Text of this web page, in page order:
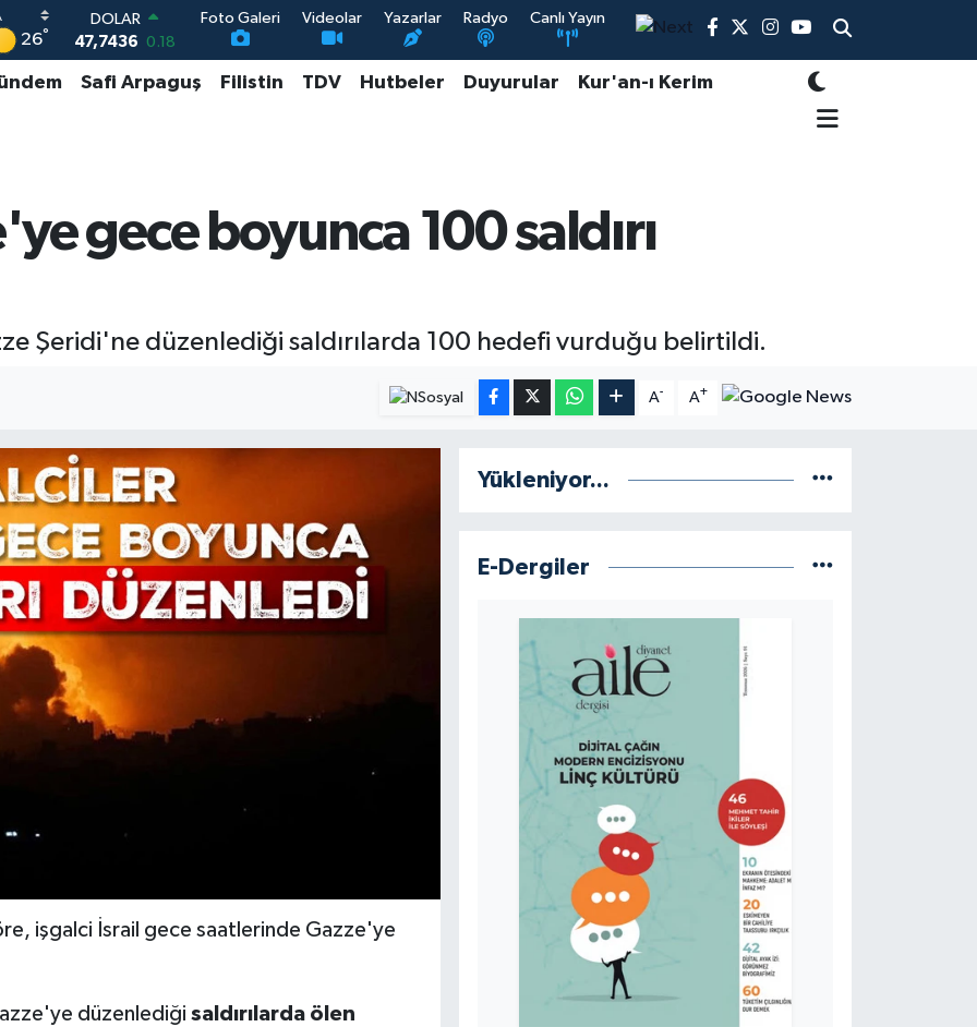
26°
DOLAR
47,7436 0.18
EURO
55,2510 0.32
13.779 -14
Foto Galeri Videolar Yazarlar Radyo Canlı Yayın
Safi Arpaguş Filistin TDV Hutbeler Duyurular Kur'an-ı Kerim
gece boyunca 100 saldırı
Şeridi'ne düzenlediği saldırılarda 100 hedefi vurduğu belirtildi.
A- A+
işgalci İsrail gece saatlerinde Gazze'ye
düzenlediği saldırılarda ölen
Yükleniyor...
E-Dergiler